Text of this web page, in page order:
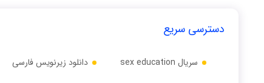
دسترسی سریع
سریال sex education
دانلود زیرنویس فارسی